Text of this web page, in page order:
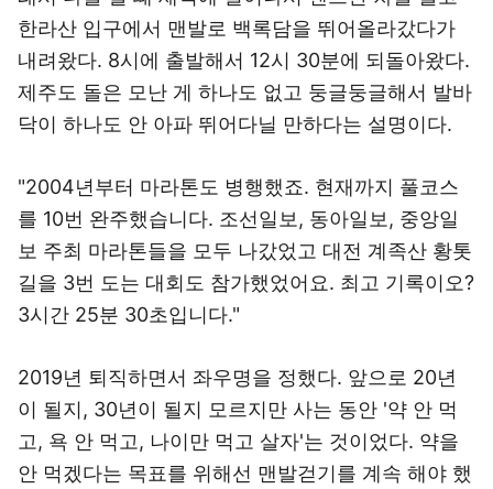
한라산 입구에서 맨발로 백록담을 뛰어올라갔다가
내려왔다. 8시에 출발해서 12시 30분에 되돌아왔다.
제주도 돌은 모난 게 하나도 없고 둥글둥글해서 발바
닥이 하나도 안 아파 뛰어다닐 만하다는 설명이다.
"2004년부터 마라톤도 병행했죠. 현재까지 풀코스
를 10번 완주했습니다. 조선일보, 동아일보, 중앙일
보 주최 마라톤들을 모두 나갔었고 대전 계족산 황톳
길을 3번 도는 대회도 참가했었어요. 최고 기록이오?
3시간 25분 30초입니다."
2019년 퇴직하면서 좌우명을 정했다. 앞으로 20년
이 될지, 30년이 될지 모르지만 사는 동안 '약 안 먹
고, 욕 안 먹고, 나이만 먹고 살자'는 것이었다. 약을
안 먹겠다는 목표를 위해선 맨발걷기를 계속 해야 했